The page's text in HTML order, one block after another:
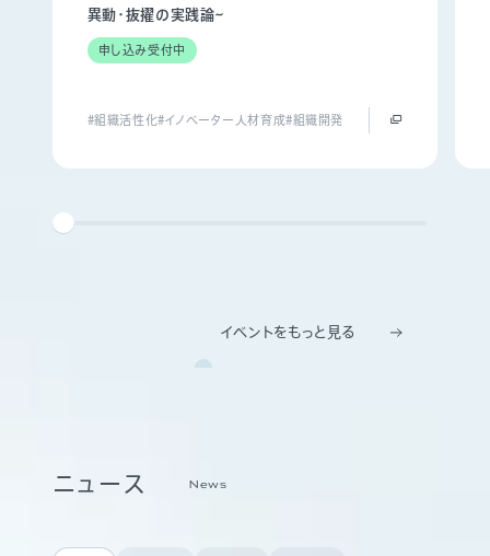
異動・抜擢の実践論~
申し込み受付中
#組織活性化#イノベーター人材育成#組織開発
イベントをもっと見る
ニュース News